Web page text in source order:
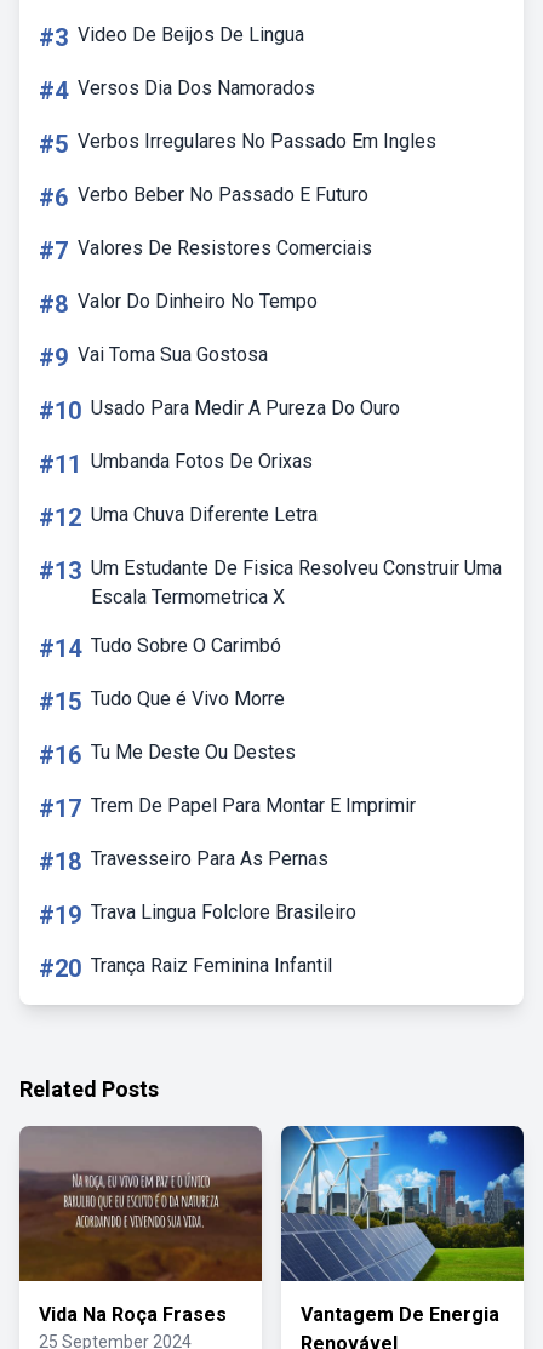
#3 Video De Beijos De Lingua
#4 Versos Dia Dos Namorados
#5 Verbos Irregulares No Passado Em Ingles
#6 Verbo Beber No Passado E Futuro
#7 Valores De Resistores Comerciais
#8 Valor Do Dinheiro No Tempo
#9 Vai Toma Sua Gostosa
#10 Usado Para Medir A Pureza Do Ouro
#11 Umbanda Fotos De Orixas
#12 Uma Chuva Diferente Letra
#13 Um Estudante De Fisica Resolveu Construir Uma
Escala Termometrica X
#14 Tudo Sobre O Carimbó
#15 Tudo Que é Vivo Morre
#16 Tu Me Deste Ou Destes
#17 Trem De Papel Para Montar E Imprimir
#18 Travesseiro Para As Pernas
#19 Trava Lingua Folclore Brasileiro
#20 Trança Raiz Feminina Infantil
Related Posts
Vida Na Roça Frases
25 September 2024
Vantagem De Energia
Renovável